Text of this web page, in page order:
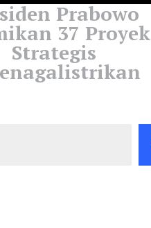
Prabowo
37 Proyek
Strategis